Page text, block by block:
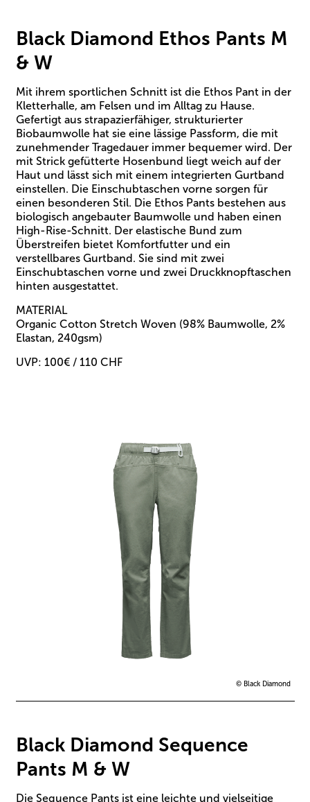
Black Diamond Ethos Pants M
& W
Mit ihrem sportlichen Schnitt ist die Ethos Pant in der
Kletterhalle, am Felsen und im Alltag zu Hause.
Gefertigt aus strapazierfähiger, strukturierter
Biobaumwolle hat sie eine lässige Passform, die mit
zunehmender Tragedauer immer bequemer wird. Der
mit Strick gefütterte Hosenbund liegt weich auf der
Haut und lässt sich mit einem integrierten Gurtband
einstellen. Die Einschubtaschen vorne sorgen für
einen besonderen Stil. Die Ethos Pants bestehen aus
biologisch angebauter Baumwolle und haben einen
High-Rise-Schnitt. Der elastische Bund zum
Überstreifen bietet Komfortfutter und ein
verstellbares Gurtband. Sie sind mit zwei
Einschubtaschen vorne und zwei Druckknopftaschen
hinten ausgestattet.
MATERIAL
Organic Cotton Stretch Woven (98% Baumwolle, 2%
Elastan, 240gsm)
UVP: 100€ / 110 CHF
© Black Diamond
Black Diamond Sequence
Pants M & W
Die Sequence Pants ist eine leichte und vielseitige